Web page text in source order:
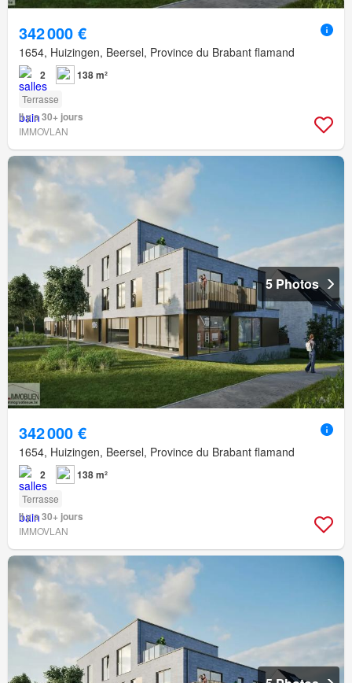
342 000 €
1654, Huizingen, Beersel, Province du Brabant flamand
2 138 m²
Terrasse
Il y a 30+ jours
IMMOVLAN
5 Photos
342 000 €
1654, Huizingen, Beersel, Province du Brabant flamand
2 138 m²
Terrasse
Il y a 30+ jours
IMMOVLAN